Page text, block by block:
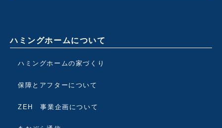
ハミングホームについて
ハミングホームの家づくり
保障とアフターについて
ZEH 事業企画について